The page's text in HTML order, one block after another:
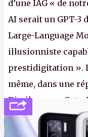
d’une IAG « de
AI serait un GPT-3
Large-Language
illusionniste
prestidigitation ».
même, dans une
Dimikas, que Gato
prétendre réussir
photo : Pexels -